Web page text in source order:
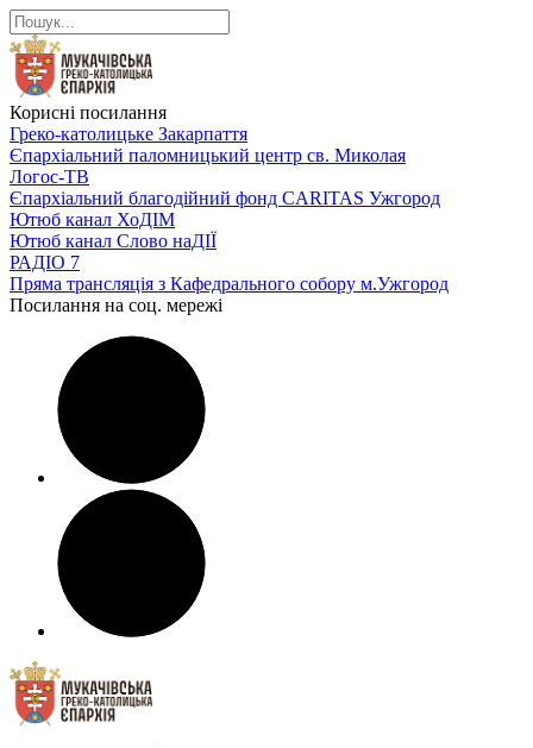
Корисні посилання
Греко-католицьке Закарпаття
Єпархіальний паломницький центр св. Миколая
Логос-ТВ
Єпархіальний благодійний фонд CARITAS Ужгород
Ютюб канал ХоДІМ
Ютюб канал Слово наДІЇ
РАДІО 7
Пряма трансляція з Кафедрального собору м.Ужгород
Посилання на соц. мережі